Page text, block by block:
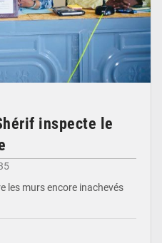
inspecte le
les murs encore inachevés